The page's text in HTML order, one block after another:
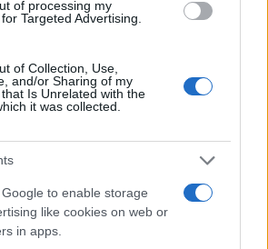
of processing my
Targeted Advertising.
of Collection, Use,
and/or Sharing of my
Is Unrelated with the
it was collected.
to enable storage
like cookies on web or
in apps.